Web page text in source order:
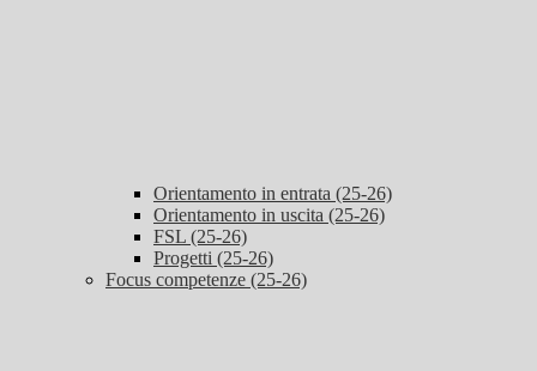
Orientamento in entrata (25-26)
Orientamento in uscita (25-26)
FSL (25-26)
Progetti (25-26)
Focus competenze (25-26)